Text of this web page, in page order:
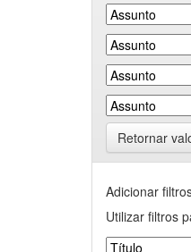
Retornar
Adicionar
Utilizar filtros